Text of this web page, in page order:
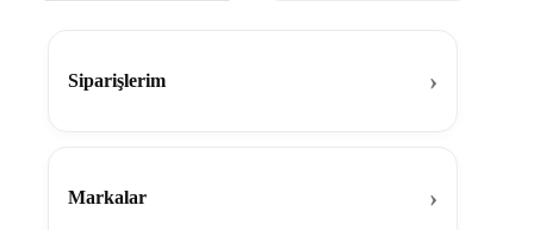
Siparişlerim
Markalar